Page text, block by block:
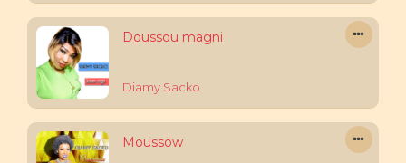
Doussou magni
Diamy Sacko
Moussow